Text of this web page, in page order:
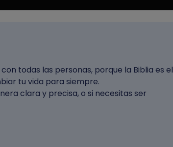
todas las personas, porque la Biblia es el
tu vida para siempre.
clara y precisa, o si necesitas ser